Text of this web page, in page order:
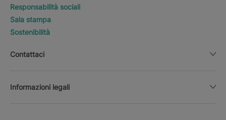
Responsabilità sociali
Sala stampa
Sostenibilità
Contattaci
Informazioni legali